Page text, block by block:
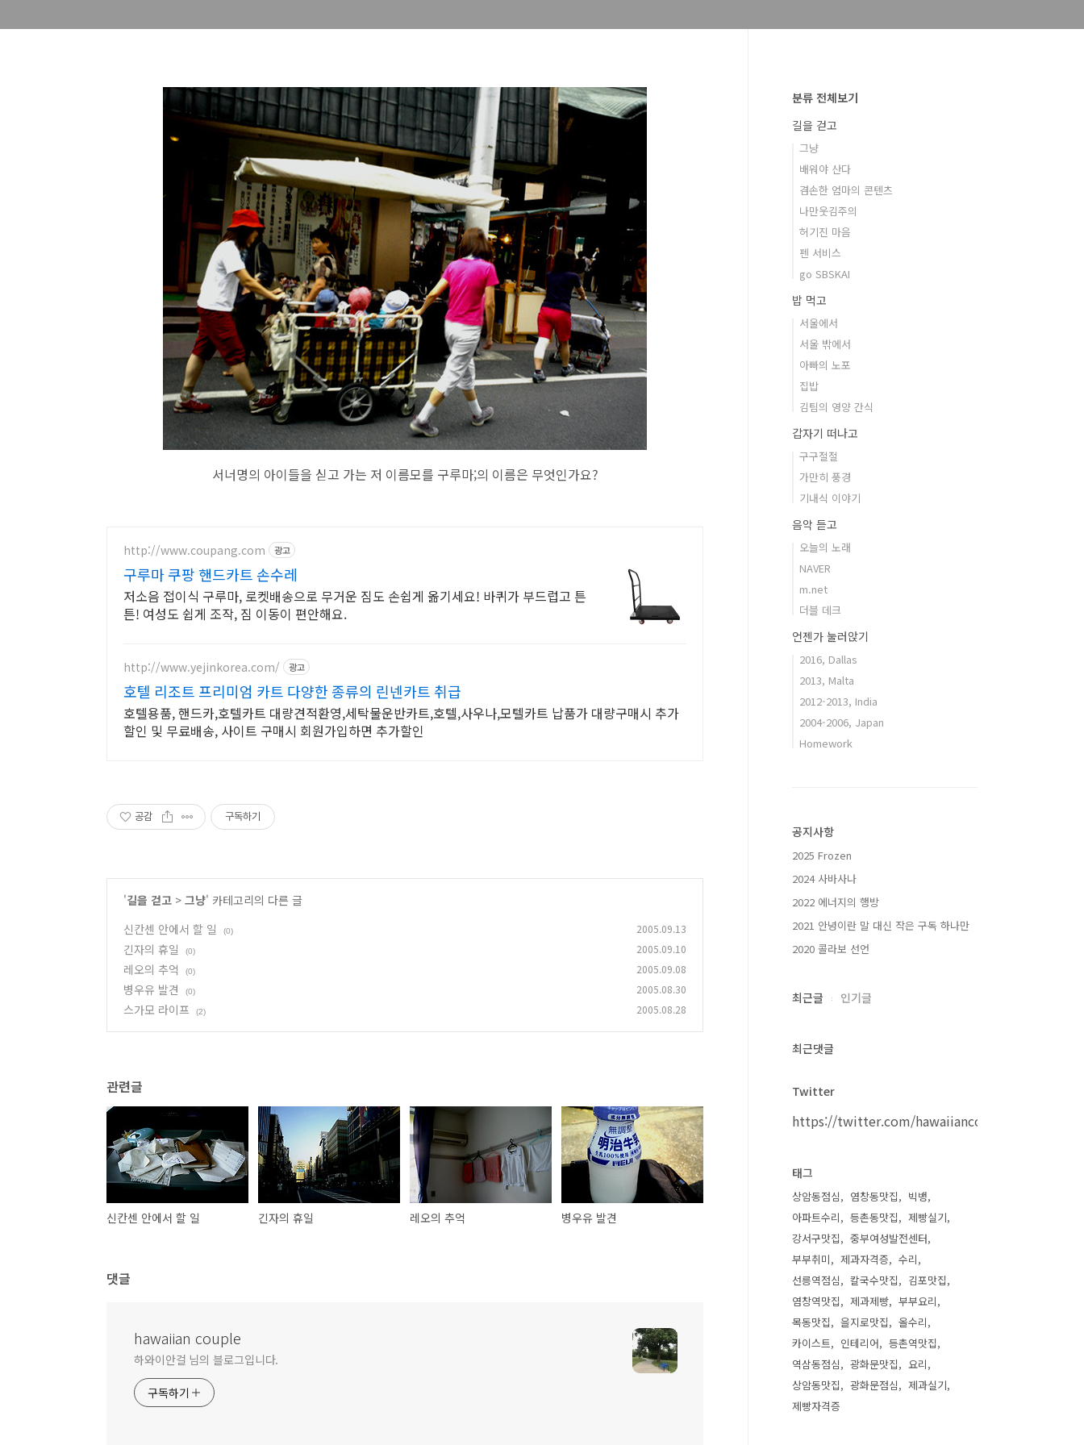
서너명의 아이들을 싣고 가는 저 이름모를 구루마;의 이름은 무엇인가요?
http://www.coupang.com 광고
구루마 쿠팡 핸드카트 손수레
저소음 접이식 구루마, 로켓배송으로 무거운 짐도 손쉽게 옮기세요! 바퀴가 부드럽고 튼
튼! 여성도 쉽게 조작, 짐 이동이 편안해요.
http://www.yejinkorea.com/ 광고
호텔 리조트 프리미엄 카트 다양한 종류의 린넨카트 취급
호텔용품, 핸드카,호텔카트 대량견적환영,세탁물운반카트,호텔,사우나,모텔카트 납품가 대량구매시 추가
할인 및 무료배송, 사이트 구매시 회원가입하면 추가할인
공감 구독하기
'길을 걷고 > 그냥' 카테고리의 다른 글
신칸센 안에서 할 일
(0) 2005.09.13
긴자의 휴일 (0) 2005.09.10
레오의 추억 (0) 2005.09.08
병우유 발견 (0) 2005.08.30
스가모 라이프 (2) 2005.08.28
관련글
신칸센 안에서 할 일 긴자의 휴일 레오의 추억 병우유 발견
댓글
hawaiian couple
하와이안걸 님의 블로그입니다.
구독하기
분류 전체보기
길을 걷고
그냥
배워야 산다
겸손한 엄마의 콘텐츠
나만웃김주의
허기진 마음
펜 서비스
go SBSKAI
밥 먹고
서울에서
서울 밖에서
아빠의 노포
집밥
김팀의 영양 간식
갑자기 떠나고
구구절절
가만히 풍경
기내식 이야기
음악 듣고
오늘의 노래
NAVER
m.net
더블 데크
언젠가 눌러앉기
2016, Dallas
2013, Malta
2012-2013, India
2004-2006, Japan
Homework
공지사항
2025 Frozen
2024 사바사나
2022 에너지의 행방
2021 안녕이란 말 대신 작은 구독 하나만
2020 콜라보 선언
최근글 인기글
최근댓글
Twitter
https://twitter.com/hawaiiancouple
태그
상암동점심 염창동맛집
빅뱅
아파트수리
등촌동맛집
제빵실기
강서구맛집
중부여성발전센터
부부취미
제과자격증
수리
선릉역점심
칼국수맛집
김포맛집
염창역맛집
제과제빵
부부요리
목동맛집
을지로맛집
올수리
카이스트
인테리어
등촌역맛집
역삼동점심
광화문맛집
요리
상암동맛집
광화문점심
제과실기
제빵자격증